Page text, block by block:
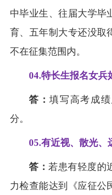
中毕业生、往届大学毕
育、五年制大专还没取
不在征集范围内。
04.特长生报名女兵
答：填写高考成
分。
05.有近视、散光、
答： 若患有轻度的
力检查能达到《应征公